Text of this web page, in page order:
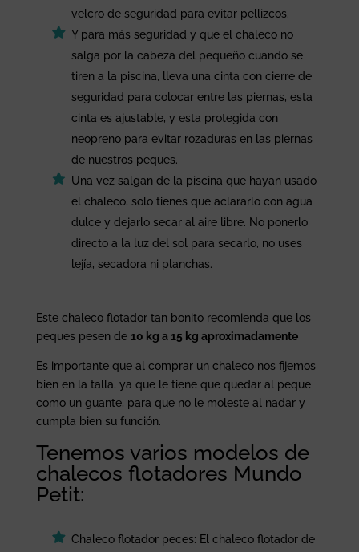
velcro de seguridad para evitar pellizcos.
Y para más seguridad y que el chaleco no
salga por la cabeza del pequeño cuando se
tiren a la piscina, lleva una cinta con cierre de
seguridad para colocar entre las piernas, esta
cinta es ajustable, y esta protegida con
neopreno para evitar rozaduras en las piernas
de nuestros peques.
Una vez salgan de la piscina que hayan usado
el chaleco, solo tienes que aclararlo con agua
dulce y dejarlo secar al aire libre. No ponerlo
directo a la luz del sol para secarlo, no uses
lejía, secadora ni planchas.
Este chaleco flotador tan bonito recomienda que los
peques pesen de 10 kg a 15 kg aproximadamente
Es importante que al comprar un chaleco nos fijemos
bien en la talla, ya que le tiene que quedar al peque
como un guante, para que no le moleste al nadar y
cumpla bien su función.
Tenemos varios modelos de
chalecos flotadores Mundo
Petit:
Chaleco flotador peces: El chaleco flotador de